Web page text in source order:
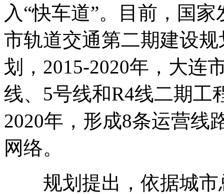
入“快车道”。目前，国
市轨道交通第二期建设
划，2015-2020年，大连
线、5号线和R4线二期工
2020年，形成8条运营线
网络。
规划提出，依据城市